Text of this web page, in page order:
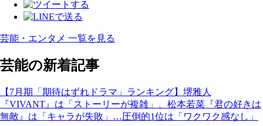
芸能・エンタメ 一覧を見る
芸能の新着記事
【7月期「期待はずれドラマ」ランキング】堺雅人
『VIVANT』は「ストーリーが複雑」、松本若菜『君の好きは
無敵』は「キャラが失敗」…圧倒的1位は「ワクワク感なし」